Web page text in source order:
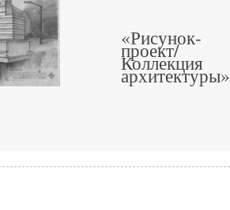
«Рисунок-
проект/
Коллекция
архитектуры»